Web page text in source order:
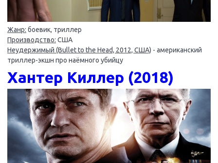
Жанр: боевик, триллер
Производство: США
Неудержимый (Bullet to the Head, 2012, США) - американский
триллер-экшн про наёмного убийцу
Хантер Киллер (2018)